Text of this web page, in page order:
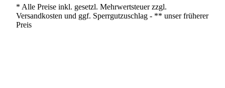
* Alle Preise inkl. gesetzl. Mehrwertsteuer zzgl.
Versandkosten und ggf. Sperrgutzuschlag - ** unser früherer
Preis